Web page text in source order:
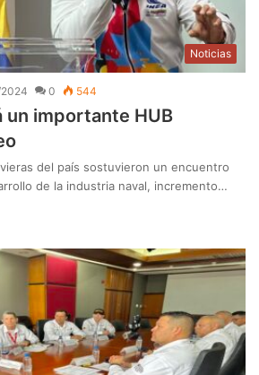
Noticias
0 544
un importante HUB
del país sostuvieron un encuentro
de la industria naval, incremento…